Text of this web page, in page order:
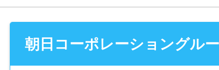
実際の雰囲気を見てから応募するか決めて
朝日コーポレーショングル